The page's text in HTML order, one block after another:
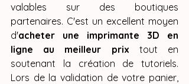
valables sur des boutiques
partenaires. C'est un excellent moyen
d'acheter une imprimante 3D en
ligne au meilleur prix tout en
soutenant la création de tutoriels.
Lors de la validation de votre panier,